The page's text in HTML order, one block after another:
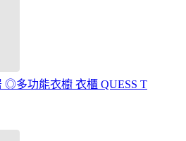
◎多功能衣櫥 衣櫃 QUESS T